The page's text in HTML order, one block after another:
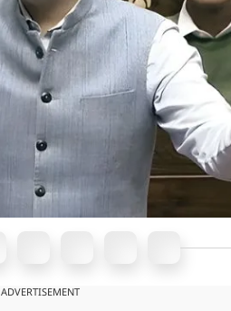
ADVERTISEMENT